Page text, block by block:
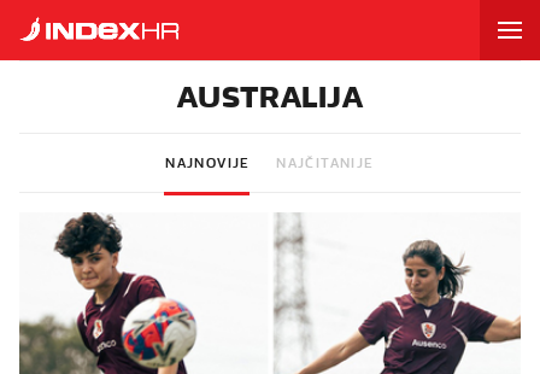
AUSTRALIJA
NAJNOVIJE NAJČITANIJE